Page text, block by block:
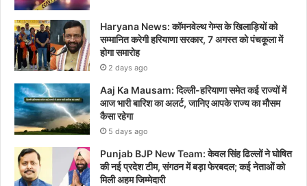
Haryana News: कॉमनवेल्थ गेम्स के खिलाड़ियों को
सम्मानित करेगी हरियाणा सरकार, 7 अगस्त को पंचकूला में
होगा समारोह
2 days ago
Aaj Ka Mausam: दिल्ली-हरियाणा समेत कई राज्यों में
आज भारी बारिश का अलर्ट, जानिए आपके राज्य का मौसम
कैसा रहेगा
5 days ago
Punjab BJP New Team: केवल सिंह ढिल्लों ने घोषित
की नई प्रदेश टीम, संगठन में बड़ा फेरबदल; कई नेताओं को
मिली अहम जिम्मेदारी